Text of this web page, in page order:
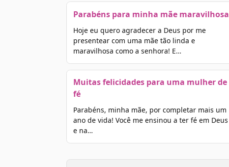
Parabéns para minha mãe maravilhosa
Hoje eu quero agradecer a Deus por me
presentear com uma mãe tão linda e
maravilhosa como a senhora! E…
Muitas felicidades para uma mulher de
fé
Parabéns, minha mãe, por completar mais um
ano de vida! Você me ensinou a ter fé em Deus
e na…